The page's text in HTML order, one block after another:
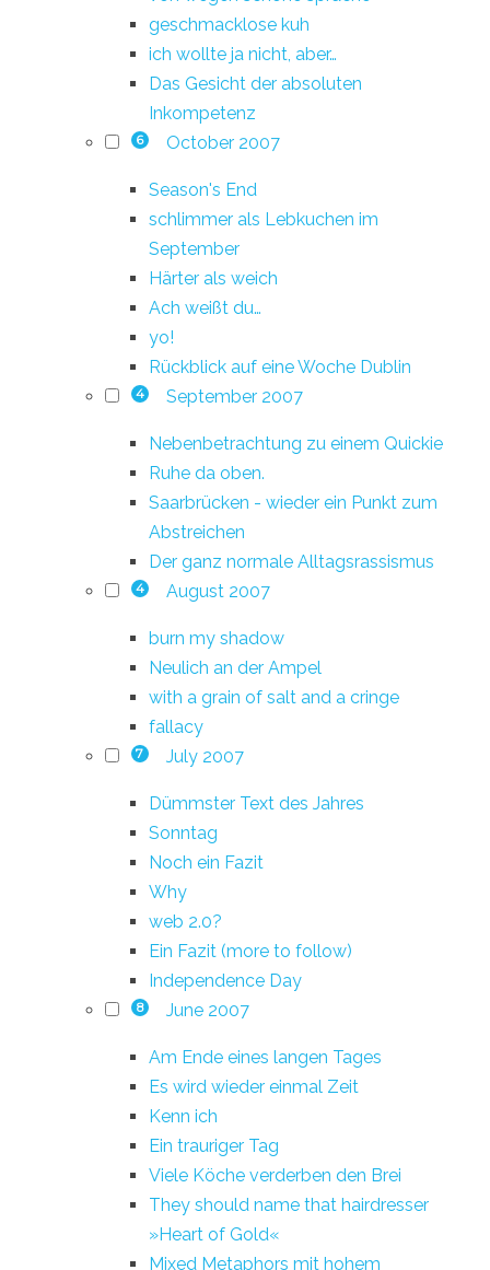
geschmacklose kuh
ich wollte ja nicht, aber…
Das Gesicht der absoluten
Inkompetenz
6 October 2007
Season's End
schlimmer als Lebkuchen im
September
Härter als weich
Ach weißt du…
yo!
Rückblick auf eine Woche Dublin
4 September 2007
Nebenbetrachtung zu einem Quickie
Ruhe da oben.
Saarbrücken - wieder ein Punkt zum
Abstreichen
Der ganz normale Alltagsrassismus
4 August 2007
burn my shadow
Neulich an der Ampel
with a grain of salt and a cringe
fallacy
7 July 2007
Dümmster Text des Jahres
Sonntag
Noch ein Fazit
Why
web 2.0?
Ein Fazit (more to follow)
Independence Day
8 June 2007
Am Ende eines langen Tages
Es wird wieder einmal Zeit
Kenn ich
Ein trauriger Tag
Viele Köche verderben den Brei
They should name that hairdresser
»Heart of Gold«
Mixed Metaphors mit hohem